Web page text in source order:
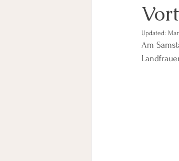
Updated:
Am